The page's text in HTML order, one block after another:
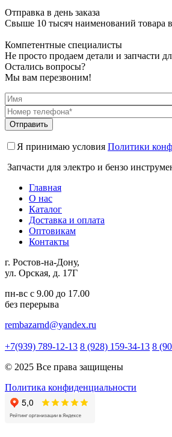
Отправка в день заказа
Свыше 10 тысяч наименований товара
Компетентные специалисты
Не просто продаем детали и запчасти
Остались вопросы?
Мы вам перезвоним!
Я принимаю условия Политики
Запчасти для электро и бензо
Главная
О нас
Каталог
Доставка и оплата
Оптовикам
Контакты
г. Ростов-на-Дону,
ул. Орская, д. 17Г
пн-вс с 9.00 до 17.00
без перерыва
rembazarnd@yandex.ru
+7(939) 789-12-13 8 (928) 159-34-13 8
© 2025 Все права защищены
Политика конфиденциальности